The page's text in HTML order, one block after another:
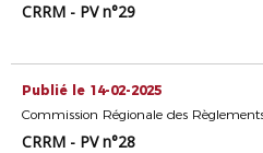
CRRM - PV n°29
Publié le 14-02-2025
CRRM - PV n°28